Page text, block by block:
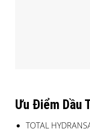
Ưu Điểm Dầu
TOTAL